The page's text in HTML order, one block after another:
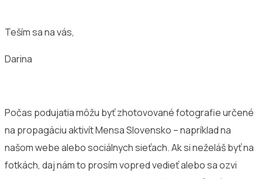
Teším sa na vás,
Darina
Počas podujatia môžu byť zhotovované fotografie určené
na propagáciu aktivít Mensa Slovensko – napríklad na
našom webe alebo sociálnych sieťach. Ak si neželáš byť na
fotkách, daj nám to prosím vopred vedieť alebo sa ozvi